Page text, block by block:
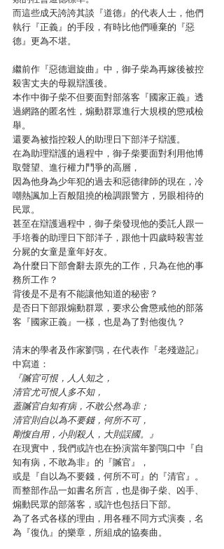
而這些成天誇誇其談『道德』的代表人士，他們
執行『正義』的手段，有時比他們唾棄的『惡
德』更為不堪。
繼前作『惡德迴旋曲』中，御子柴為再嫁後被控
殺害丈夫的母親辯護後。
本作中御子柴不但要面對部落客『國家正義』透
過網路的匿名性，煽動群眾進行大規模的懲戒檢
舉。
還要為被指控殺人的助理日下部洋子辯護。
在為助理辯護的過程中，御子柴要面對利用他博
取聲望、進行權力鬥爭的高層，
因為他身為少年犯的過去和惡德律師的現在，冷
嘲熱諷加上百般阻撓的檢調跟警方，另眼相待的
民眾。
甚至在辯護過程中，御子柴發現他的委託人跟一
手培養的助理日下部洋子，跟他十四歲時殺害並
分屍的女童是童年好友。
為什麼日下部會辭去原先的工作，只為在他的事
務所工作？
背後是不是有不能讓他知道的秘密？
是否日下部跟煽動群眾，要求公會懲戒他的部落
客『國家正義』一樣，也是為了對他復仇？
清末的學者及作家劉鶚，在代表作『老殘遊記』
中寫道：
『贓官可恨，人人知之，
清官尤可恨人多不知，
蓋贓官自知有病，不敢公然為非；
清官則自以為不要錢，何所不可，
剛愎自用，小則殺人，大則誤國。』
在現實中，我們或許也在扮演當年劉鶚口中『自
知有病，不敢為非』的『贓官』，
或是『自以為不要錢，何所不可』的『清官』。
而整部作品一如書名所言，也是御子柴、凶手、
煽動民眾的部落客，或許也包括日下部。
為了各式各樣的理由，用各種不同方式演奏，名
為『復仇』的樂章，所組成的協奏曲。